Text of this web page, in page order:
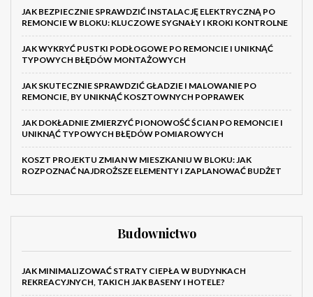
JAK BEZPIECZNIE SPRAWDZIĆ INSTALACJĘ ELEKTRYCZNĄ PO
REMONCIE W BLOKU: KLUCZOWE SYGNAŁY I KROKI KONTROLNE
JAK WYKRYĆ PUSTKI PODŁOGOWE PO REMONCIE I UNIKNĄĆ
TYPOWYCH BŁĘDÓW MONTAŻOWYCH
JAK SKUTECZNIE SPRAWDZIĆ GŁADZIE I MALOWANIE PO
REMONCIE, BY UNIKNĄĆ KOSZTOWNYCH POPRAWEK
JAK DOKŁADNIE ZMIERZYĆ PIONOWOŚĆ ŚCIAN PO REMONCIE I
UNIKNĄĆ TYPOWYCH BŁĘDÓW POMIAROWYCH
KOSZT PROJEKTU ZMIAN W MIESZKANIU W BLOKU: JAK
ROZPOZNAĆ NAJDROŻSZE ELEMENTY I ZAPLANOWAĆ BUDŻET
Budownictwo
JAK MINIMALIZOWAĆ STRATY CIEPŁA W BUDYNKACH
REKREACYJNYCH, TAKICH JAK BASENY I HOTELE?